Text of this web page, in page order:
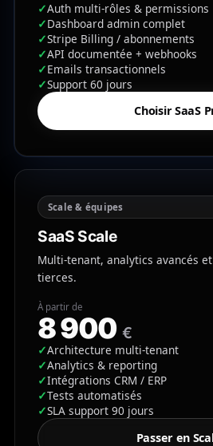
✓Auth multi-rôles & permissions
✓Dashboard admin complet
✓Stripe Billing / abonnements
✓API documentée + webhooks
✓Emails transactionnels
✓Support 60 jours
Choisir SaaS
Scale & équipes
SaaS Scale
Multi-tenant, analytics avancés
tierces.
À partir de
8 900 €
✓Architecture multi-tenant
✓Analytics & reporting
✓Intégrations CRM / ERP
✓Tests automatisés
✓SLA support 90 jours
Passer en